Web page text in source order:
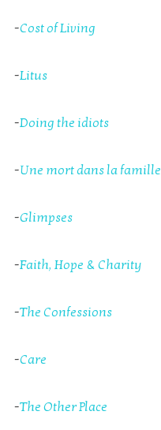
-Cost of Living
-Litus
-Doing the idiots
-Une mort dans la famille
-Glimpses
-Faith, Hope & Charity
-The Confessions
-Care
-The Other Place